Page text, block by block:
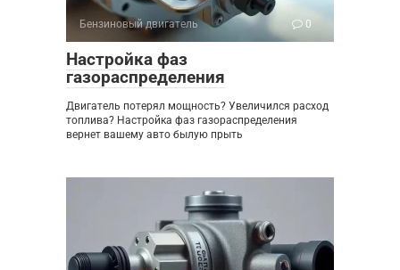
Бензиновый двигатель 0
Настройка фаз
газораспределения
Двигатель потерял мощность? Увеличился расход
топлива? Настройка фаз газораспределения
вернет вашему авто былую прыть